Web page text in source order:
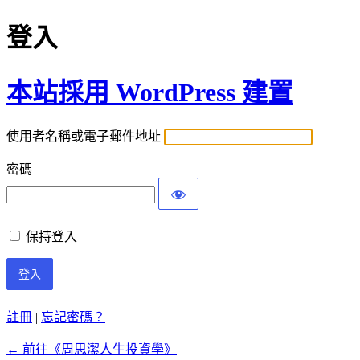
登入
本站採用 WordPress 建置
使用者名稱或電子郵件地址
密碼
保持登入
註冊 | 忘記密碼？
← 前往《周思潔人生投資學》